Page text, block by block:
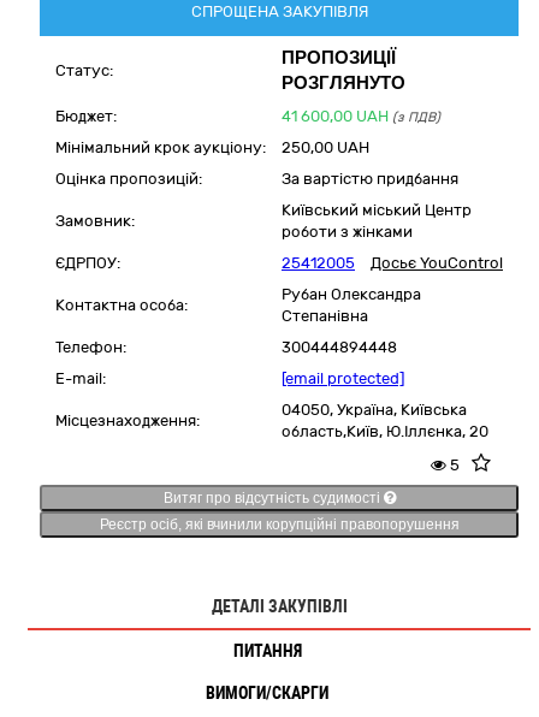
СПРОЩЕНА ЗАКУПІВЛЯ
Статус:
ПРОПОЗИЦІЇ
РОЗГЛЯНУТО
Бюджет: 41 600,00 UAH (з ПДВ)
Мінімальний крок аукціону:
250,00 UAH
Оцінка пропозицій:
За вартістю придбання
Замовник:
Київський міський Центр
роботи з жінками
ЄДРПОУ:
25412005 Досьє YouControl
Контактна особа:
Рубан Олександра
Степанівна
Телефон:
300444894448
E-mail:
[email protected]
Місцезнаходження:
04050, Україна, Київська
область,Київ, Ю.Іллєнка, 20
5
Витяг про відсутність судимості
Реєстр осіб, які вчинили корупційні правопорушення
ДЕТАЛІ ЗАКУПІВЛІ
ПИТАННЯ
ВИМОГИ/СКАРГИ